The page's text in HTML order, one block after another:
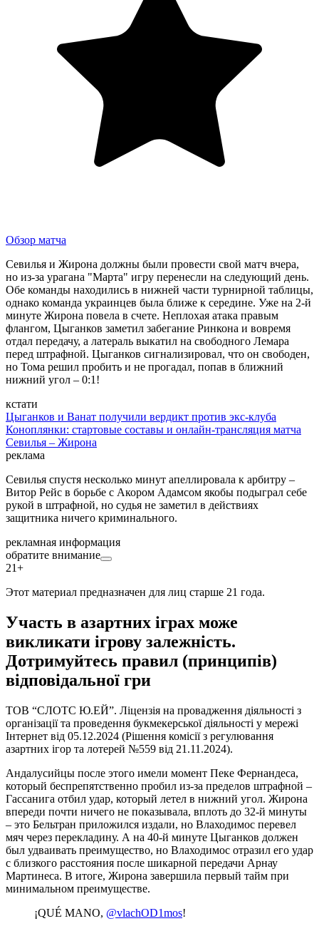
Обзор матча
Севилья и Жирона должны были провести свой матч вчера,
но из-за урагана "Марта" игру перенесли на следующий день.
Обе команды находились в нижней части турнирной таблицы,
однако команда украинцев была ближе к середине. Уже на 2-й
минуте Жирона повела в счете. Неплохая атака правым
флангом, Цыганков заметил забегание Ринкона и вовремя
отдал передачу, а латераль выкатил на свободного Лемара
перед штрафной. Цыганков сигнализировал, что он свободен,
но Тома решил пробить и не прогадал, попав в ближний
нижний угол – 0:1!
кстати
Цыганков и Ванат получили вердикт против экс-клуба
Коноплянки: стартовые составы и онлайн-трансляция матча
Севилья – Жирона
реклама
Севилья спустя несколько минут апеллировала к арбитру –
Витор Рейс в борьбе с Акором Адамсом якобы подыграл себе
рукой в штрафной, но судья не заметил в действиях
защитника ничего криминального.
рекламная информация
обратите внимание
21+
Этот материал предназначен для лиц старше 21 года.
Участь в азартних іграх може
викликати ігрову залежність.
Дотримуйтесь правил (принципів)
відповідальної гри
ТОВ “СЛОТС Ю.ЕЙ”. Ліцензія на провадження діяльності з
організації та проведення букмекерської діяльності у мережі
Інтернет від 05.12.2024 (Рішення комісії з регулювання
азартних ігор та лотерей №559 від 21.11.2024).
Андалусийцы после этого имели момент Пеке Фернандеса,
который беспрепятственно пробил из-за пределов штрафной –
Гассанига отбил удар, который летел в нижний угол. Жирона
впереди почти ничего не показывала, вплоть до 32-й минуты
– это Бельтран приложился издали, но Влаходимос перевел
мяч через перекладину. А на 40-й минуте Цыганков должен
был удваивать преимущество, но Влаходимос отразил его удар
с близкого расстояния после шикарной передачи Арнау
Мартинеса. В итоге, Жирона завершила первый тайм при
минимальном преимуществе.
¡QUÉ MANO, @vlachOD1mos!